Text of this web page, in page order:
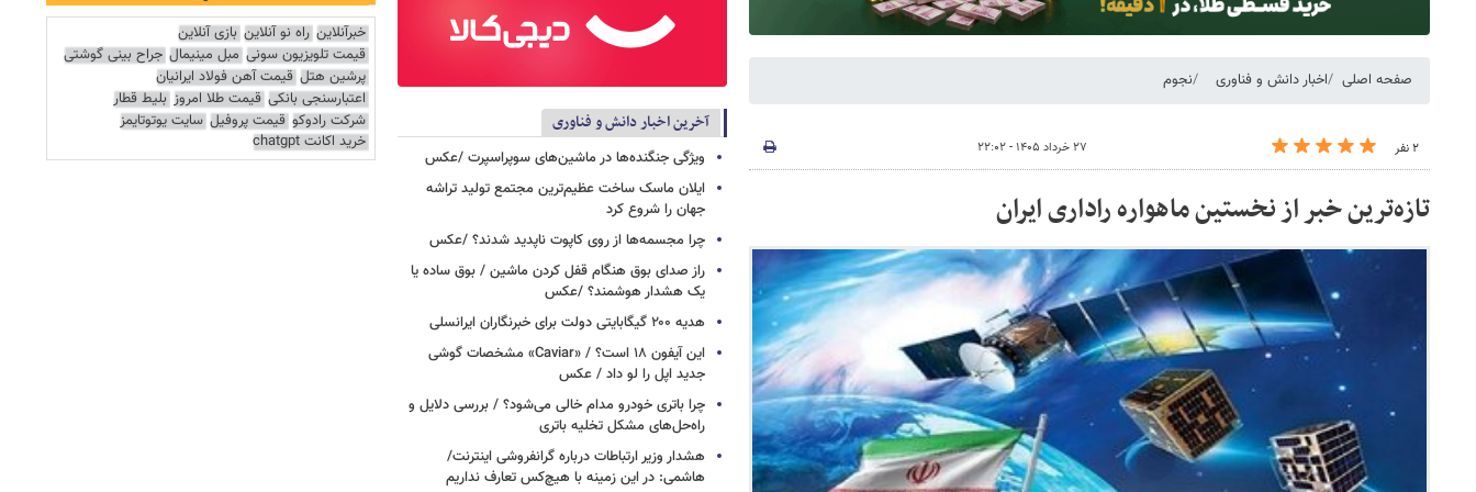
صفحه اصلی اخبار دانش و فناوری نجوم
۲ نفر ۲۷ خرداد ۱۴۰۵ - ۲۲:۰۲
تازه‌ترین خبر از نخستین ماهواره راداری ایران
آخرین اخبار دانش و فناوری
ویژگی جنگنده‌ها در ماشین‌های سوپراسپرت /عکس
ایلان ماسک ساخت عظیم‌ترین مجتمع تولید تراشه
جهان را شروع کرد
چرا مجسمه‌ها از روی کاپوت‌ ناپدید شدند؟ /عکس
راز صدای بوق هنگام قفل کردن ماشین / بوق ساده یا
یک هشدار هوشمند؟ /عکس
هدیه ۲۰۰ گیگابایتی دولت برای خبرنگاران ایرانسلی
این آیفون ۱۸ است؟ / «Caviar» مشخصات گوشی
جدید اپل را لو داد / عکس
چرا باتری خودرو مدام خالی می‌شود؟ / بررسی دلایل و
راه‌حل‌های مشکل تخلیه باتری
هشدار وزیر ارتباطات درباره گرانفروشی اینترنت/
هاشمی: در این زمینه با هیچ‌کس تعارف نداریم
خبرآنلاین راه نو آنلاین بازی آنلاین
قیمت تلویزیون سونی مبل مینیمال جراح بینی گوشتی
پرشین هتل قیمت آهن فولاد ایرانیان
اعتبارسنجی بانکی قیمت طلا امروز بلیط قطار
شرکت رادوکو قیمت پروفیل سایت یوتوتایمز
خرید اکانت chatgpt